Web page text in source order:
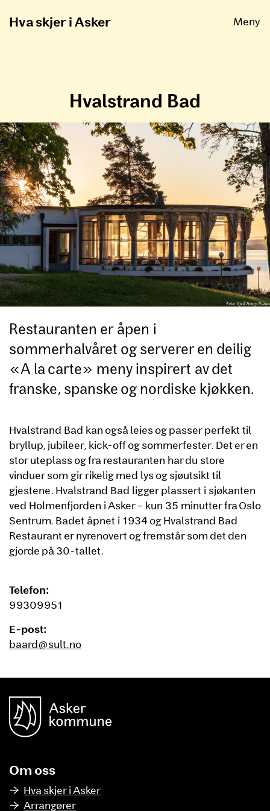
Hva skjer i Asker Meny
Hvalstrand Bad
Restauranten er åpen i
sommerhalvåret og serverer en deilig
«A la carte» meny inspirert av det
franske, spanske og nordiske kjøkken.
Hvalstrand Bad kan også leies og passer perfekt til
bryllup, jubileer, kick-off og sommerfester. Det er en
stor uteplass og fra restauranten har du store
vinduer som gir rikelig med lys og sjøutsikt til
gjestene. Hvalstrand Bad ligger plassert i sjøkanten
ved Holmenfjorden i Asker – kun 35 minutter fra Oslo
Sentrum. Badet åpnet i 1934 og Hvalstrand Bad
Restaurant er nyrenovert og fremstår som det den
gjorde på 30-tallet.
Telefon:
99309951
E-post:
baard@sult.no
Om oss
Hva skjer i Asker
Arrangører